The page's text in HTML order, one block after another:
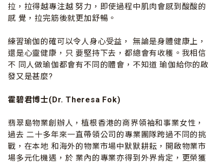
拉，拉得越專注越 努力，即使過程中肌肉會感到酸酸的
感 覺，拉完筋後就更加舒暢。
練習瑜伽的確可以令人身心受益， 無論是身體健康上，
還是心靈健康，只 要堅持下去，都總會有收穫。我相信
不 同人做瑜伽都會有不同的體會，不知道 瑜伽給你的啟
發又是甚麼?
霍碧君博士(Dr. Theresa Fok)
翡翠島物業創辦人，植根香港的商界領袖和事業女性，
過去 二十多年來一直帶領公司的專業團隊跨過不同的挑
戰，在本地 和海外的物業市場中默默耕耘，開啟物業市
場多元化機遇，於 業內的專業亦得到外界肯定，更榮獲